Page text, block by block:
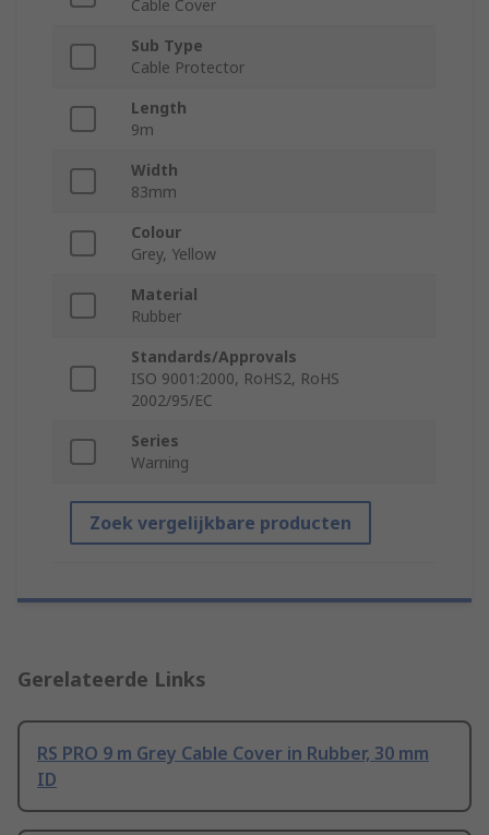
Cable Cover
Sub Type
Cable Protector
Length
9m
Width
83mm
Colour
Grey, Yellow
Material
Rubber
Standards/Approvals
ISO 9001:2000, RoHS2, RoHS
2002/95/EC
Series
Warning
Zoek vergelijkbare producten
Gerelateerde Links
RS PRO 9 m Grey Cable Cover in Rubber, 30 mm
ID